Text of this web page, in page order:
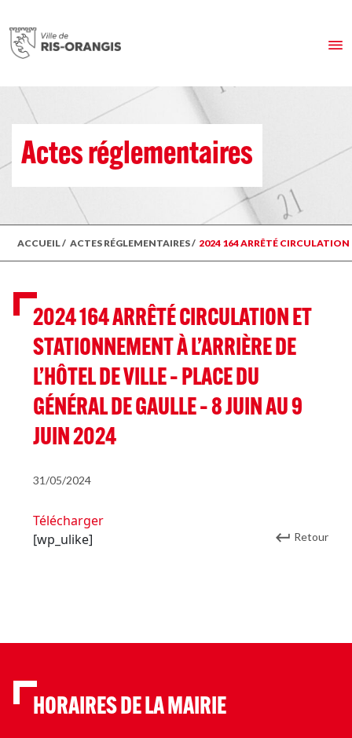
Actes réglementaires
ACCUEIL/ ACTES RÉGLEMENTAIRES/ 2024 164 ARRÊTÉ CIRCULATION
2024 164 ARRÊTÉ CIRCULATION ET
STATIONNEMENT À L’ARRIÈRE DE
L’HÔTEL DE VILLE – PLACE DU
GÉNÉRAL DE GAULLE – 8 JUIN AU 9
JUIN 2024
31/05/2024
Télécharger
[wp_ulike]
Retour
HORAIRES DE LA MAIRIE